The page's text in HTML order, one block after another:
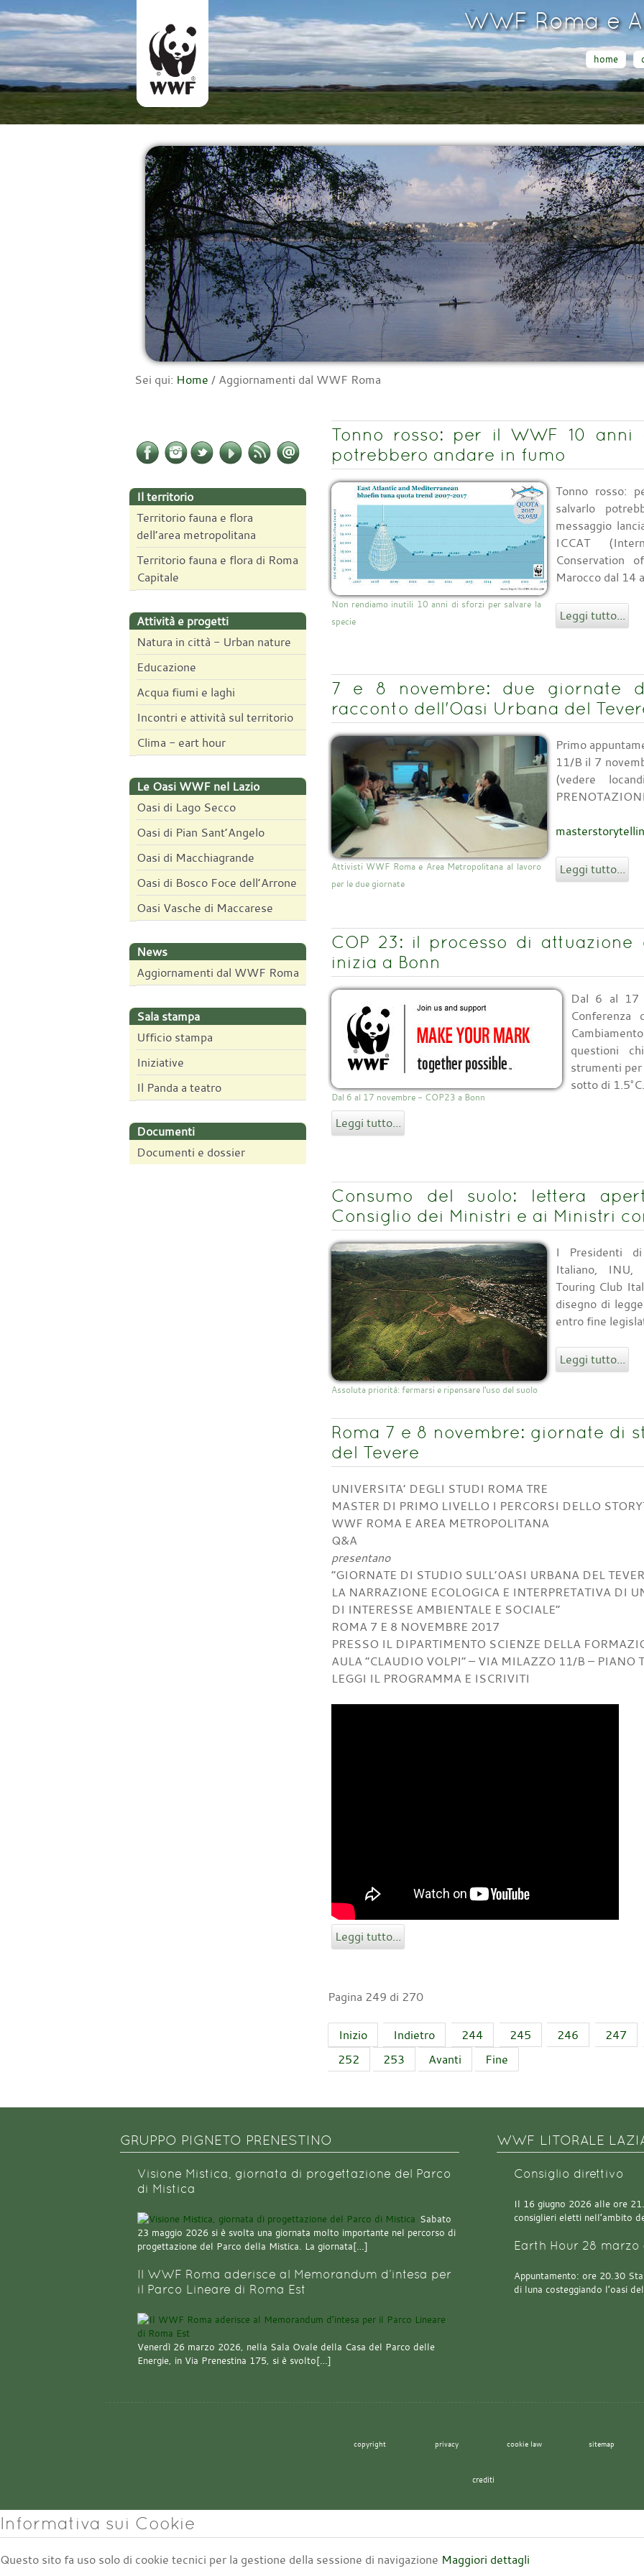
WWF Roma e
home
Sei qui: Home / Aggiornamenti dal WWF Roma
Il territorio
Territorio fauna e flora
dell’area metropolitana
Territorio fauna e flora di Roma
Capitale
Attività e progetti
Natura in città - Urban nature
Educazione
Acqua fiumi e laghi
Incontri e attività sul territorio
Clima - eart hour
Le Oasi WWF nel Lazio
Oasi di Lago Secco
Oasi di Pian Sant’Angelo
Oasi di Macchiagrande
Oasi di Bosco Foce dell’Arrone
Oasi Vasche di Maccarese
News
Aggiornamenti dal WWF Roma
Sala stampa
Ufficio stampa
Iniziative
Il Panda a teatro
Documenti
Documenti e dossier
Tonno rosso: per il WWF 10
potrebbero andare in fumo
Non rendiamo inutili 10 anni di sforzi per salvare la
specie
Tonno rosso:
salvarlo
messaggio
ICCAT
Conservation
Marocco dal 14
Leggi tutto...
7 e 8 novembre: due giornate
racconto dell'Oasi Urbana del
Attivisti WWF Roma e Area Metropolitana al lavoro
per le due giornate
Primo
11/B il 7
(vedere
Leggi tutto...
COP 23: il processo di
inizia a Bonn
Dal 6 al 17 novembre - COP23 a Bonn
Dal 6 al 17
Conferenza
questioni
strumenti
sotto di 1.5°C.
Leggi tutto...
Consumo del suolo: lettera
Consiglio dei Ministri e ai Ministri
Assoluta priorità: fermarsi e ripensare l'uso del suolo
I Presidenti
Italiano, INU,
Touring Club
disegno di
entro fine
Leggi tutto...
Roma 7 e 8 novembre: giornate di
del Tevere
UNIVERSITA’ DEGLI STUDI ROMA TRE
MASTER DI PRIMO LIVELLO I PERCORSI DELLO
WWF ROMA E AREA METROPOLITANA
Q&A
presentano
“GIORNATE DI STUDIO SULL’OASI URBANA DEL
LA NARRAZIONE ECOLOGICA E INTERPRETATIVA DI
DI INTERESSE AMBIENTALE E SOCIALE”
ROMA 7 E 8 NOVEMBRE 2017
PRESSO IL DIPARTIMENTO SCIENZE DELLA
AULA “CLAUDIO VOLPI” – VIA MILAZZO 11/B – PIANO
LEGGI IL PROGRAMMA E ISCRIVITI
Leggi tutto...
Pagina 249 di 270
Inizio Indietro 244 245 246 247
252
253 Avanti Fine
GRUPPO PIGNETO PRENESTINO
Visione Mistica, giornata di progettazione del Parco
di Mistica
Sabato
23 maggio 2026 si è svolta una giornata molto importante nel percorso di
progettazione del Parco della Mistica. La giornata[…]
Il WWF Roma aderisce al Memorandum d’intesa per
il Parco Lineare di Roma Est
Venerdì 26 marzo 2026, nella Sala Ovale della Casa del Parco delle
Energie, in Via Prenestina 175, si è svolto[…]
WWF LITORALE
Consiglio direttivo
Il 16 giugno 2026 alle ore
consiglieri eletti nell’ambito
Earth Hour 28 marzo
Appuntamento: ore 20.30
di luna costeggiando l’oasi
copyright privacy cookie law sitemap
crediti
Informativa sui Cookie
Questo sito fa uso solo di cookie tecnici per la gestione della sessione di navigazione Maggiori dettagli